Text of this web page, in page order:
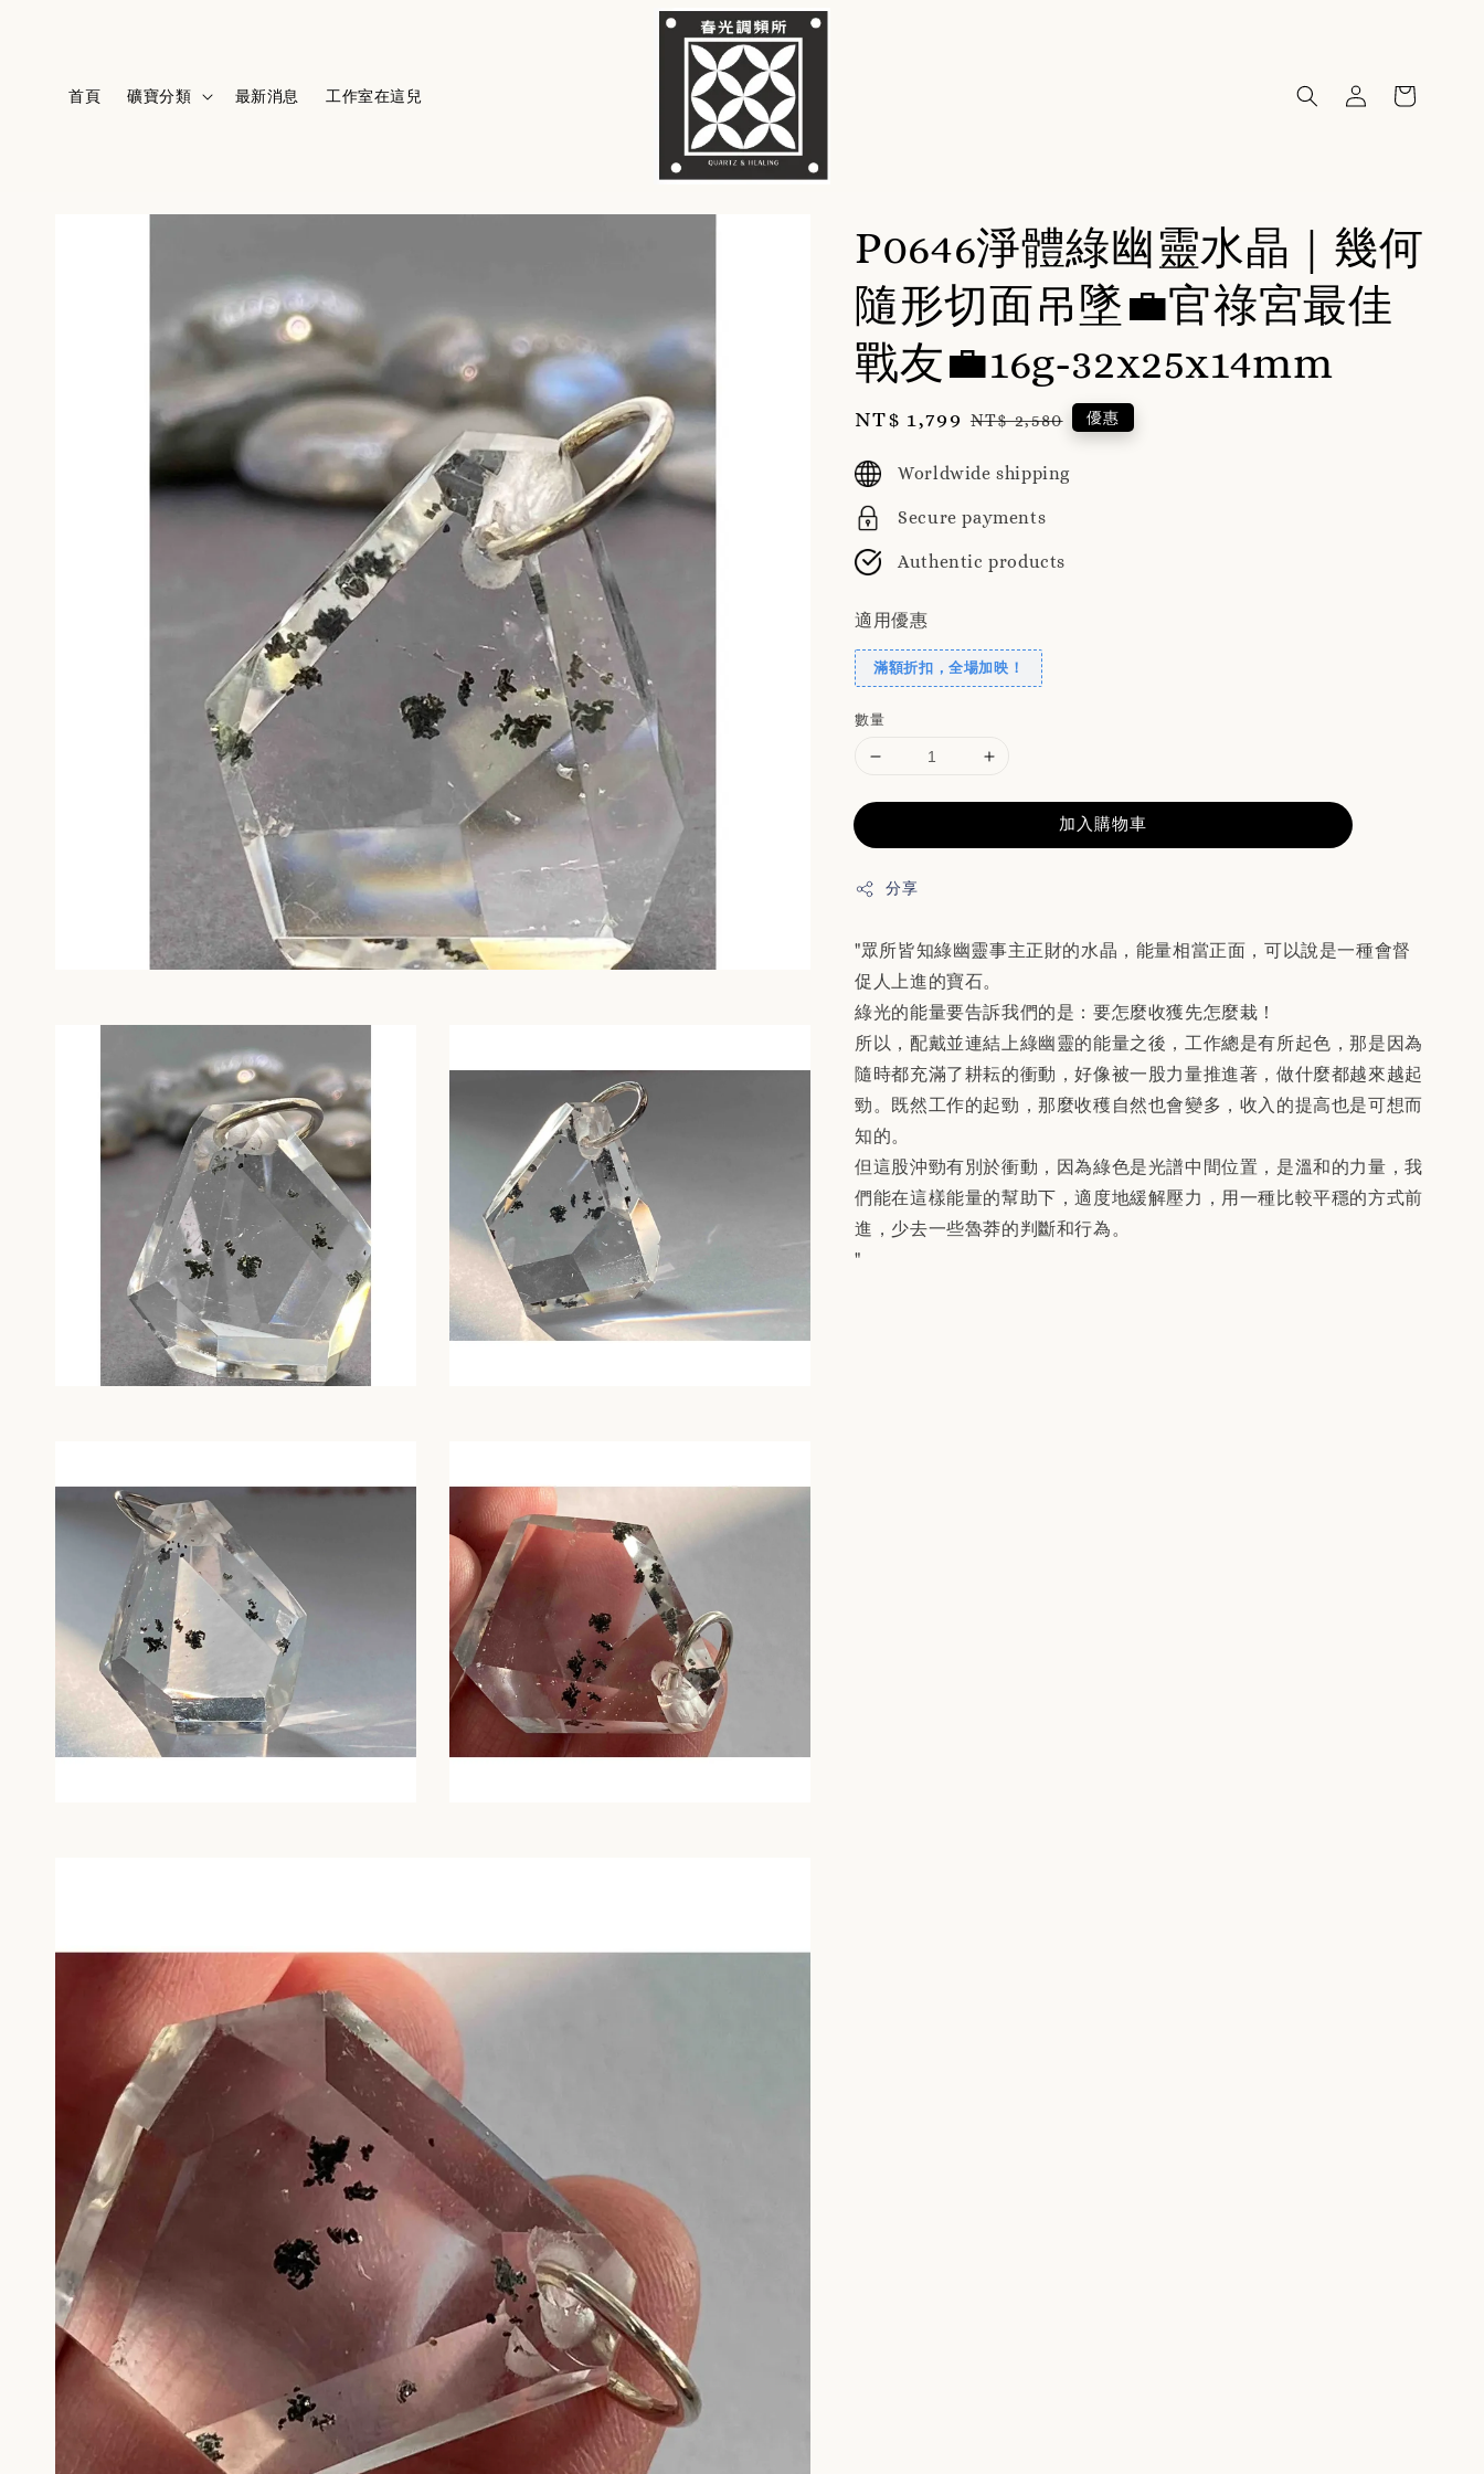
首頁 礦寶分類 最新消息 工作室在這兒
P0646淨體綠幽靈水晶｜幾何
隨形切面吊墜💼官祿宮最佳
戰友💼16g-32x25x14mm
Sale
NT$ 1,799 Regular
NT$ 2,580 優惠
Worldwide shipping
Secure payments
Authentic products
適用優惠
滿額折扣，全場加映！
數量
加入購物車
分享
"眾所皆知綠幽靈事主正財的水晶，能量相當正面，可以說是一種會督
促人上進的寶石。
綠光的能量要告訴我們的是：要怎麼收獲先怎麼栽！
所以，配戴並連結上綠幽靈的能量之後，工作總是有所起色，那是因為
隨時都充滿了耕耘的衝動，好像被一股力量推進著，做什麼都越來越起
勁。既然工作的起勁，那麼收穫自然也會變多，收入的提高也是可想而
知的。
但這股沖勁有別於衝動，因為綠色是光譜中間位置，是溫和的力量，我
們能在這樣能量的幫助下，適度地緩解壓力，用一種比較平穩的方式前
進，少去一些魯莽的判斷和行為。
"